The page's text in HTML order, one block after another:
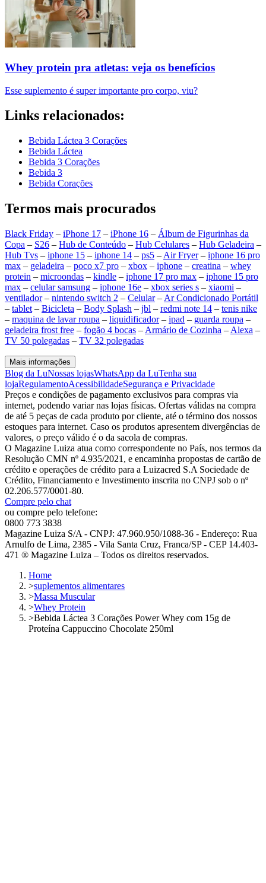
Whey protein pra atletas: veja os benefícios
Esse suplemento é super importante pro corpo, viu?
Links relacionados:
Bebida Láctea 3 Corações
Bebida Láctea
Bebida 3 Corações
Bebida 3
Bebida Corações
Termos mais procurados
Black Friday – iPhone 17 – iPhone 16 – Álbum de Figurinhas da
Copa – S26 – Hub de Conteúdo – Hub Celulares – Hub Geladeira –
Hub Tvs – iphone 15 – iphone 14 – ps5 – Air Fryer– iphone 16 pro
max – geladeira – poco x7 pro – xbox – iphone – creatina – whey
protein – microondas – kindle – iphone 17 pro max – iphone 15 pro
max – celular samsung – iphone 16e – xbox series s – xiaomi –
ventilador– nintendo switch 2 – Celular– Ar Condicionado Portátil
– tablet – Bicicleta – Body Splash – jbl – redmi note 14 – tenis nike
– maquina de lavar roupa – liquidificador– ipad – guarda roupa –
geladeira frost free – fogão 4 bocas – Armário de Cozinha – Alexa –
TV 50 polegadas – TV 32 polegadas
Mais informações
Blog da LuNossas lojasWhatsApp da LuTenha sua
lojaRegulamentoAcessibilidadeSegurança e Privacidade
Preços e condições de pagamento exclusivos para compras via
internet, podendo variar nas lojas físicas. Ofertas válidas na compra
de até 5 peças de cada produto por cliente, até o término dos nossos
estoques para internet. Caso os produtos apresentem divergências de
valores, o preço válido é o da sacola de compras.
O Magazine Luiza atua como correspondente no País, nos termos da
Resolução CMN nº 4.935/2021, e encaminha propostas de cartão de
crédito e operações de crédito para a Luizacred S.A Sociedade de
Crédito, Financiamento e Investimento inscrita no CNPJ sob o nº
02.206.577/0001-80.
Compre pelo chat
ou compre pelo telefone:
0800 773 3838
Magazine Luiza S/A - CNPJ: 47.960.950/1088-36 - Endereço: Rua
Arnulfo de Lima, 2385 - Vila Santa Cruz, Franca/SP - CEP 14.403-
471 ® Magazine Luiza – Todos os direitos reservados.
Home
>suplementos alimentares
>Massa Muscular
>Whey Protein
>Bebida Láctea 3 Corações Power Whey com 15g de
Proteína Cappuccino Chocolate 250ml